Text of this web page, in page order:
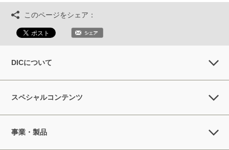
このページをシェア：
DICについて
スペシャルコンテンツ
事業・製品